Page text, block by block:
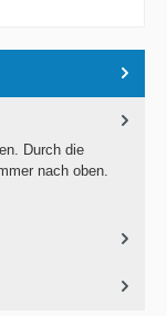
Durch die
nach oben.